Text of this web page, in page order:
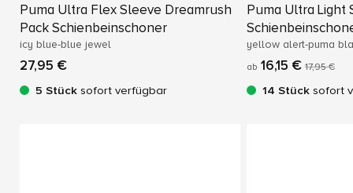
Puma Ultra Flex Sleeve Dreamrush
Pack Schienbeinschoner
icy blue-blue jewel
27,95 €
5 Stück sofort verfügbar
Puma Ultra Light
yellow alert-puma
ab 16,15 € 17,95 €
14 Stück sofort